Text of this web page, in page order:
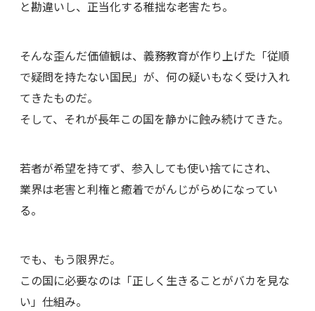
と勘違いし、正当化する稚拙な老害たち。
そんな歪んだ価値観は、義務教育が作り上げた「従順
で疑問を持たない国民」が、何の疑いもなく受け入れ
てきたものだ。
そして、それが長年この国を静かに蝕み続けてきた。
若者が希望を持てず、参入しても使い捨てにされ、
業界は老害と利権と癒着でがんじがらめになってい
る。
でも、もう限界だ。
この国に必要なのは「正しく生きることがバカを見な
い」仕組み。